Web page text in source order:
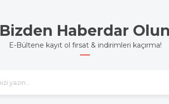
Bizden Haberdar Olun
E-Bültene kayıt ol fırsat & indirimleri kaçırma!